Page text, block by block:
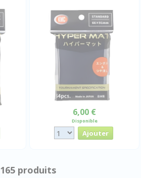
6,00 €
Disponible
165 produits